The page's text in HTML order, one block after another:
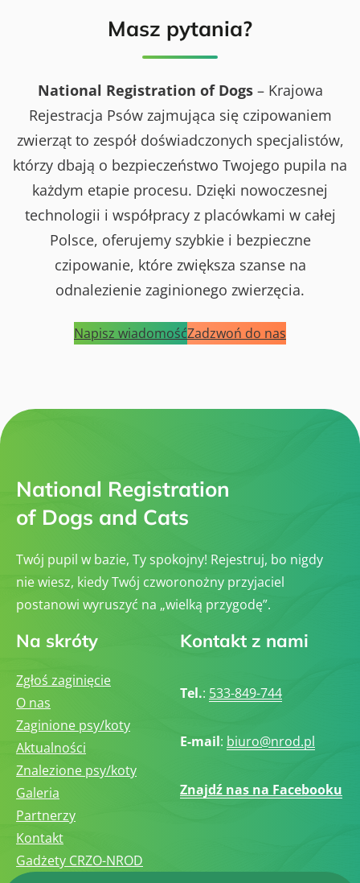
Masz pytania?
National Registration of Dogs– Krajowa
Rejestracja Psów zajmująca się czipowaniem
zwierząt to zespół doświadczonych specjalistów,
którzy dbają o bezpieczeństwo Twojego pupila na
każdym etapie procesu. Dzięki nowoczesnej
technologii i współpracy z placówkami w całej
Polsce, oferujemy szybkie i bezpieczne
czipowanie, które zwiększa szanse na
odnalezienie zaginionego zwierzęcia.
Napisz wiadomośćZadzwoń do nas
National Registration
of Dogs and Cats
Twój pupil w bazie, Ty spokojny! Rejestruj, bo nigdy
nie wiesz, kiedy Twój czworonożny przyjaciel
postanowi wyruszyć na „wielką przygodę”.
Na skróty
Zgłoś zaginięcie
O nas
Zaginione psy/koty
Aktualności
Znalezione psy/koty
Galeria
Partnerzy
Kontakt
Gadżety CRZO-NROD
Kontakt z nami
Tel.: 533-849-744
E-mail: biuro@nrod.pl
Znajdź nas na Facebooku